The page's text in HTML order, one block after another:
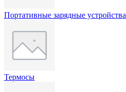
Портативные зарядные устройства
Термосы